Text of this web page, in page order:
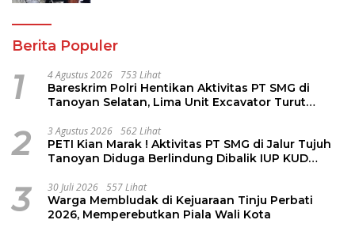
Berita Populer
1 4 Agustus 2026 753 Lihat
Bareskrim Polri Hentikan Aktivitas PT SMG di
Tanoyan Selatan, Lima Unit Excavator Turut
2 3 Agustus 2026 562 Lihat
PETI Kian Marak ! Aktivitas PT SMG di Jalur Tujuh
Tanoyan Diduga Berlindung Dibalik IUP KUD
3 30 Juli 2026 557 Lihat
Warga Membludak di Kejuaraan Tinju Perbati
2026, Memperebutkan Piala Wali Kota